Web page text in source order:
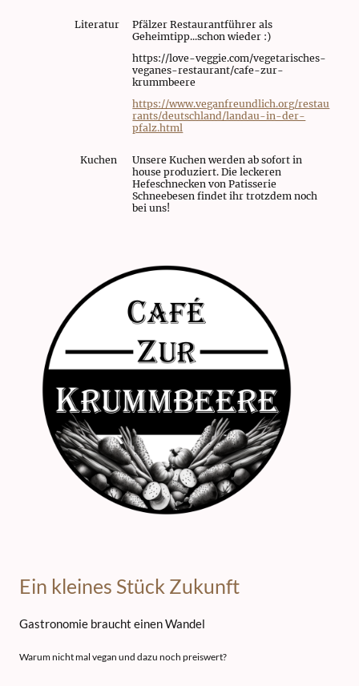
Literatur
Pfälzer Restaurantführer als
Geheimtipp...schon wieder :)
https://love-veggie.com/vegetarisches-
veganes-restaurant/cafe-zur-
krummbeere
https://www.veganfreundlich.org/restau
rants/deutschland/landau-in-der-
pfalz.html
Kuchen
Unsere Kuchen werden ab sofort in
house produziert. Die leckeren
Hefeschnecken von Patisserie
Schneebesen findet ihr trotzdem noch
bei uns!
Ein kleines Stück Zukunft
Gastronomie braucht einen Wandel
Warum nicht mal vegan und dazu noch preiswert?